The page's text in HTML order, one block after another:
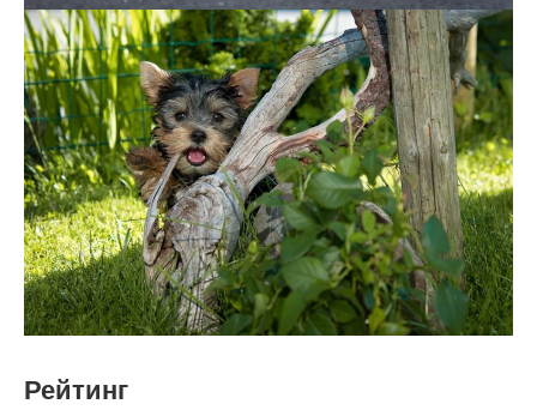
Рейтинг